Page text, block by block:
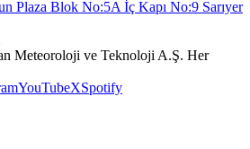
Plaza Blok No:5A İç Kapı No:9 Sarıyer
Meteoroloji ve Teknoloji A.Ş. Her
YouTubeXSpotify